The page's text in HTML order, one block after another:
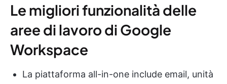
Le migliori funzionalità delle
aree di lavoro di Google
Workspace
La piattaforma all-in-one include email, unità